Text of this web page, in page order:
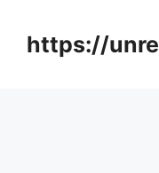
contenthttps://